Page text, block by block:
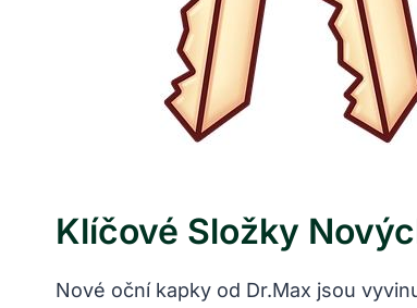
Klíčové Složky
Nové oční kapky od Dr.Max jsou